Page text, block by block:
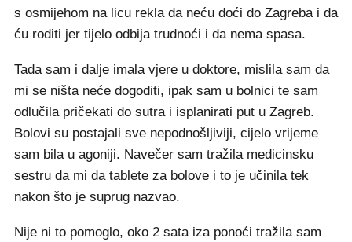
s osmijehom na licu rekla da neću doći do Zagreba i da
ću roditi jer tijelo odbija trudnoći i da nema spasa.
Tada sam i dalje imala vjere u doktore, mislila sam da
mi se ništa neće dogoditi, ipak sam u bolnici te sam
odlučila pričekati do sutra i isplanirati put u Zagreb.
Bolovi su postajali sve nepodnošljiviji, cijelo vrijeme
sam bila u agoniji. Navečer sam tražila medicinsku
sestru da mi da tablete za bolove i to je učinila tek
nakon što je suprug nazvao.
Nije ni to pomoglo, oko 2 sata iza ponoći tražila sam